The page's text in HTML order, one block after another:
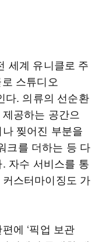
세계 유니클로 주
스튜디오
다. 의류의 선순환
공하는 공간으
찢어진 부분을
크를 더하는 등 다
자수 서비스를 통
스터마이징도 가
에 ‘픽업 보관